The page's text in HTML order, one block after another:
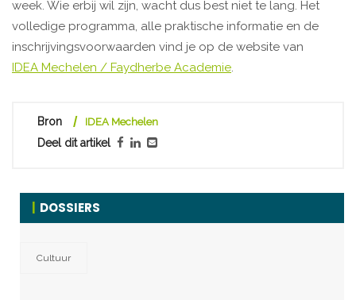
week. Wie erbij wil zijn, wacht dus best niet te lang. Het
volledige programma, alle praktische informatie en de
inschrijvingsvoorwaarden vind je op de website van
IDEA Mechelen / Faydherbe Academie.
Bron IDEA Mechelen
Deel dit artikel
DOSSIERS
Cultuur